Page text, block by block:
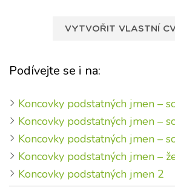
VYTVOŘIT VLASTNÍ
Podívejte se i na:
Koncovky podstatných jmen –
Koncovky podstatných jmen –
Koncovky podstatných jmen –
Koncovky podstatných jmen –
Koncovky podstatných jmen 2